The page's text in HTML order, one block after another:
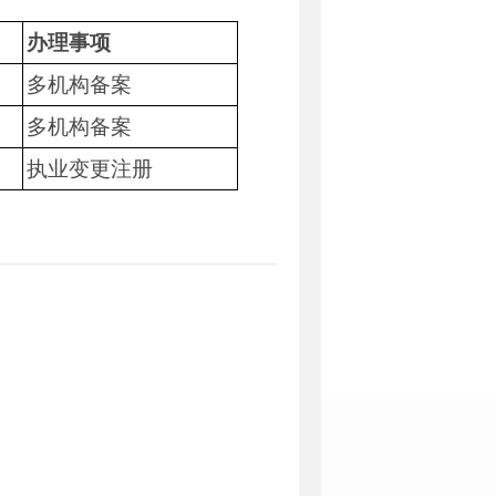
办理事项
多机构备案
多机构备案
执业变更注册